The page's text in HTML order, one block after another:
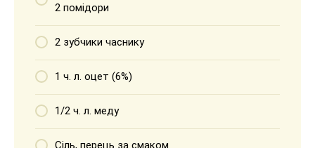
2 помідори
2 зубчики часнику
1 ч. л. оцет (6%)
1/2 ч. л. меду
Сіль, перець за смаком